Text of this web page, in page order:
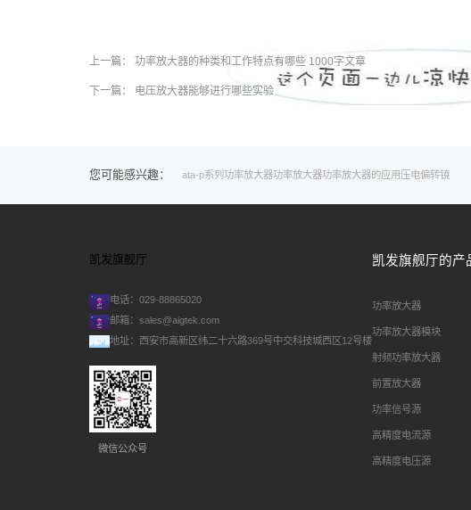
上一篇： 功率放大器的种类和工作特点有哪些 1000字文章
下一篇： 电压放大器能够进行哪些实验
您可能感兴趣： ata-p系列功率放大器功率放大器功率放大器的应用 压电偏转镜
凯发旗舰厅
电话：029-88865020
邮箱： sales@aigtek.com
地址：西安市高新区纬二十六路369号中交科技城西区12号楼
微信公众号
凯发旗舰厅的产
功率放大器
功率放大器模块
射频功率放大器
前置放大器
功率信号源
高精度电流源
高精度电压源